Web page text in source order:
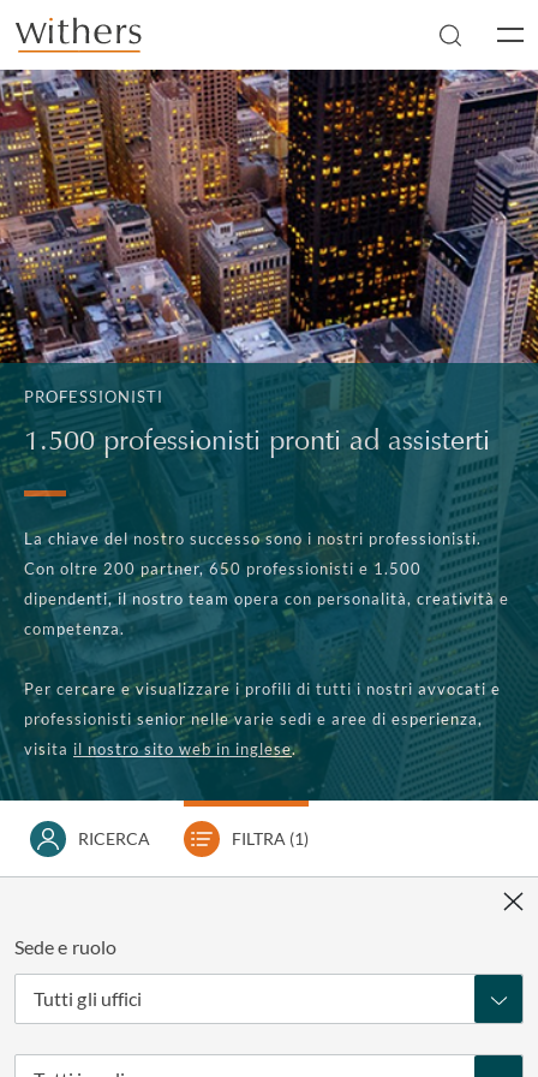
Skip to main content
PROFESSIONISTI
1.500 professionisti pronti ad assisterti
La chiave del nostro successo sono i nostri professionisti.
Con oltre 200 partner, 650 professionisti e 1.500
dipendenti, il nostro team opera con personalità, creatività e
competenza.
Per cercare e visualizzare i profili di tutti i nostri avvocati e
professionisti senior nelle varie sedi e aree di esperienza,
visita il nostro sito web in inglese.
RICERCA FILTRA (1)
Sede e ruolo
Tutti gli uffici